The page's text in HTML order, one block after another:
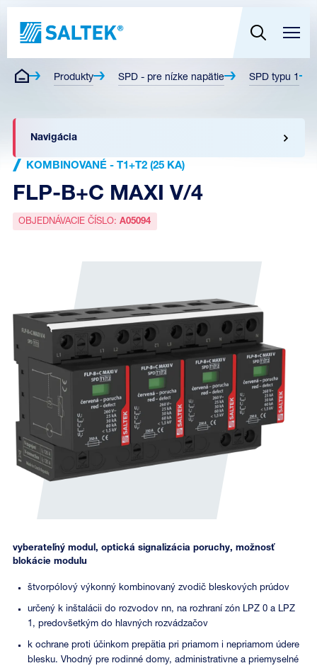
Produkty SPD - pre nízke napätie SPD typu 1
Navigácia
KOMBINOVANÉ - T1+T2 (25 KA)
FLP-B+C MAXI V/4
OBJEDNÁVACIE ČÍSLO:A05094
vyberateľný modul, optická signalizácia poruchy, možnosť
blokácie modulu
štvorpólový výkonný kombinovaný zvodič bleskových prúdov
určený k inštalácii do rozvodov nn, na rozhraní zón LPZ 0 a LPZ
1, predovšetkým do hlavných rozvádzačov
k ochrane proti účinkom prepätia pri priamom i nepriamom údere
blesku. Vhodný pre rodinné domy, administrativne a priemyselné